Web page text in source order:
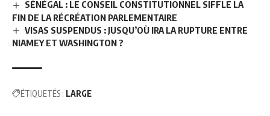
SÉNÉGAL : LE CONSEIL CONSTITUTIONNEL SIFFLE LA
FIN DE LA RÉCRÉATION PARLEMENTAIRE
VISAS SUSPENDUS : JUSQU’OÙ IRA LA RUPTURE ENTRE
NIAMEY ET WASHINGTON ?
ÉTIQUETÉS : LARGE